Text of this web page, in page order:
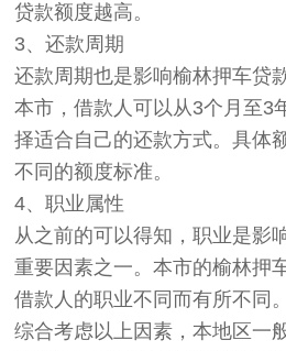
贷款额度越高。
3、还款周期
还款周期也是影响榆林押车贷
本市，借款人可以从3个月至3
择适合自己的还款方式。具体
不同的额度标准。
4、职业属性
从之前的可以得知，职业是影
重要因素之一。本市的榆林押
借款人的职业不同而有所不同。
综合考虑以上因素，本地区一